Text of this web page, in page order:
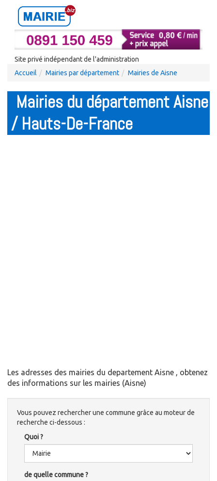
Site privé indépendant de l'administration
Accueil
Mairies par département Mairies de Aisne
Mairies du département Aisne
/ Hauts-De-France
Les adresses des mairies du departement Aisne , obtenez
des informations sur les mairies (Aisne)
Vous pouvez rechercher une commune grâce au moteur de
recherche ci-dessous :
Quoi ?
de quelle commune ?